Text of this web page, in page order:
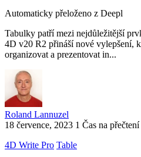
Automaticky přeloženo z Deepl
Tabulky patří mezi nejdůležitější
4D v20 R2 přináší nové vylepšení,
organizovat a prezentovat in...
Roland Lannuzel
18 července, 2023 1 Čas na přečtení
4D Write Pro Table